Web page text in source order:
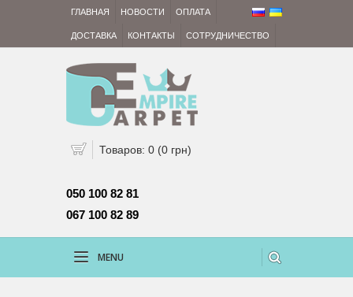
ГЛАВНАЯ НОВОСТИ ОПЛАТА
ДОСТАВКА КОНТАКТЫ СОТРУДНИЧЕСТВО
Товаров: 0 (0 грн)
050 100 82 81
067 100 82 89
MENU